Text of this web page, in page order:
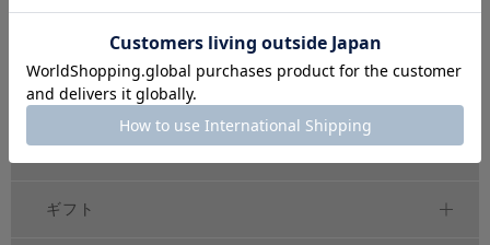
シーズンアイテム
ギフト